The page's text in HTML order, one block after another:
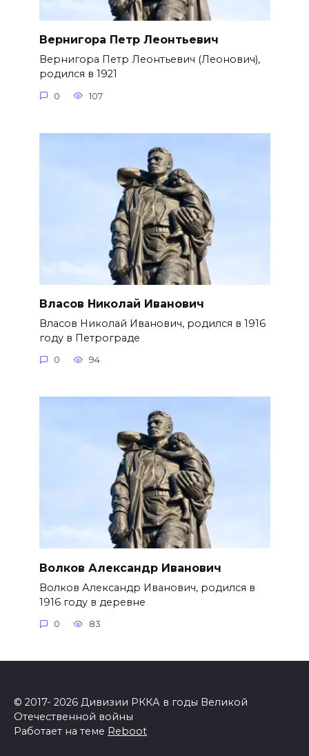
Вернигора Петр Леонтьевич
Вернигора Петр Леонтьевич (Леонович),
родился в 1921
0 107
Власов Николай Иванович
Власов Николай Иванович, родился в 1916
году в Петрограде
0 94
Волков Александр Иванович
Волков Александр Иванович, родился в
1916 году в деревне
0 83
© 2017- 2026 Дивизии РККА в годы Великой
Отечественной войны
Работает на теме Reboot